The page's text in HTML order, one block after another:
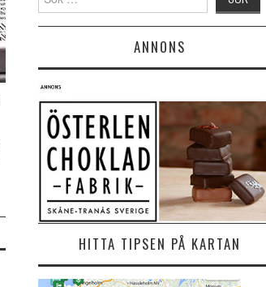
ANNONS
HITTA TIPSEN PÅ KARTAN